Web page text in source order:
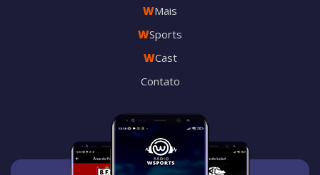
WMais
WSports
WCast
Contato